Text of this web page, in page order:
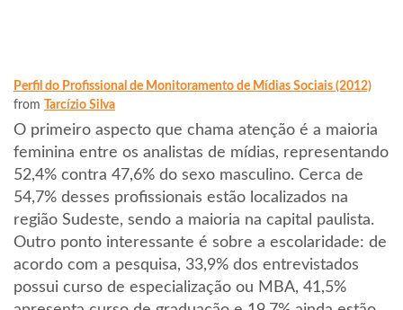
Perfil do Profissional de Monitoramento de Mídias Sociais (2012)
from
Tarcízio Silva
O primeiro aspecto que chama atenção é a maioria
feminina entre os analistas de mídias, representando
52,4% contra 47,6% do sexo masculino. Cerca de
54,7% desses profissionais estão localizados na
região Sudeste, sendo a maioria na capital paulista.
Outro ponto interessante é sobre a escolaridade: de
acordo com a pesquisa, 33,9% dos entrevistados
possui curso de especialização ou MBA, 41,5%